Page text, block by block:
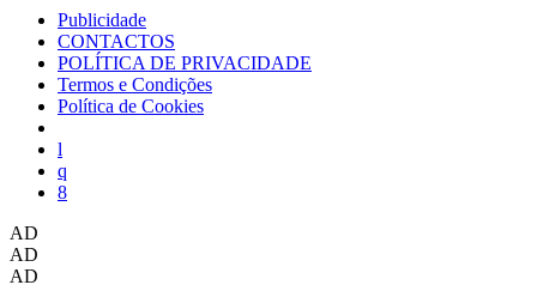
Publicidade
CONTACTOS
POLÍTICA DE PRIVACIDADE
Termos e Condições
Política de Cookies
AD
AD
AD